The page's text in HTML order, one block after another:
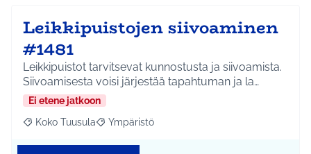
Leikkipuistojen siivoaminen
#1481
Leikkipuistot tarvitsevat kunnostusta ja siivoamista.
Siivoamisesta voisi järjestää tapahtuman ja la…
Ei etene jatkoon
Rajaa tulokset aihepiirin mukaan: Koko Tuusula
Koko Tuusula Rajaa tulokset teeman mukaan: Ympäristö
Ympäristö